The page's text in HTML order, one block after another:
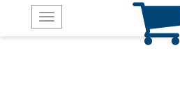
Toggle